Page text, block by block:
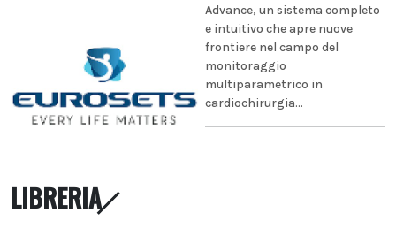
Advance, un sistema completo
e intuitivo che apre nuove
frontiere nel campo del
monitoraggio
multiparametrico in
cardiochirurgia...
LIBRERIA